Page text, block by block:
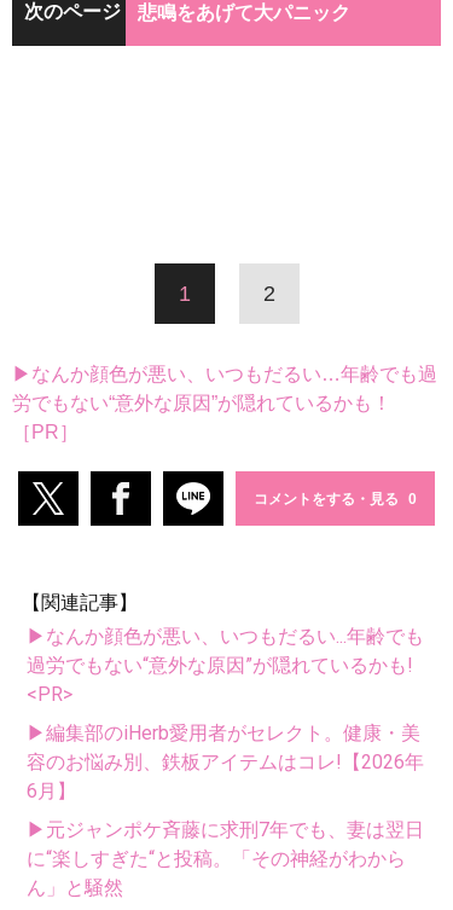
次のページ 悲鳴をあげて大パニック
1 2
▶なんか顔色が悪い、いつもだるい…年齢でも過
労でもない“意外な原因”が隠れているかも！
［PR］
コメントをする・見る
【関連記事】
▶なんか顔色が悪い、いつもだるい...年齢でも
過労でもない“意外な原因”が隠れているかも!
<PR>
▶編集部のiHerb愛用者がセレクト。健康・美
容のお悩み別、鉄板アイテムはコレ!【2026年
6月】
▶元ジャンポケ斉藤に求刑7年でも、妻は翌日
に“楽しすぎた“と投稿。「その神経がわから
ん」と騒然